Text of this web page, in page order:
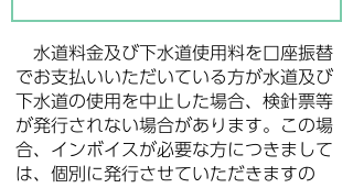
水道料金及び下水道使用料を口座振替
でお支払いいただいている方が水道及び
下水道の使用を中止した場合、検針票等
が発行されない場合があります。この場
合、インボイスが必要な方につきまして
は、個別に発行させていただきますの